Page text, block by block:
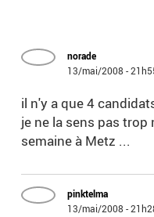
norade
13/mai/2008 -
il n'y a que 4
je ne la sens pas
semaine à Metz ...
pinktelma
13/mai/2008 -